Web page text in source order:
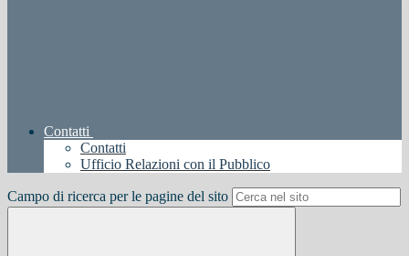
Contatti
Contatti
Ufficio Relazioni con il Pubblico
Campo di ricerca per le pagine del sito